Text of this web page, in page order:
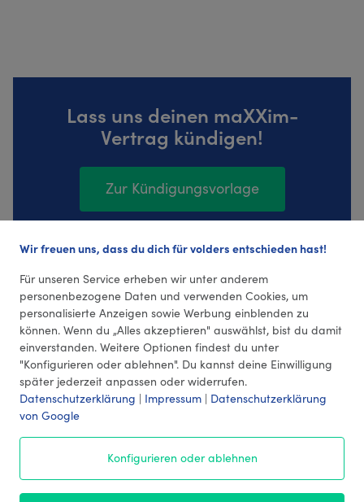
Lass uns deinen maXXim-
Vertrag kündigen!
Zur Kündigungsvorlage
292 Bewertungen (4,36 Durchschnitt)
Wir freuen uns, dass du dich für volders entschieden hast!
Für unseren Service erheben wir unter anderem
personenbezogene Daten und verwenden Cookies, um
personalisierte Anzeigen sowie Werbung einblenden zu
können. Wenn du „Alles akzeptieren" auswählst, bist du damit
einverstanden. Weitere Optionen findest du unter
"Konfigurieren oder ablehnen". Du kannst deine Einwilligung
später jederzeit anpassen oder widerrufen.
Datenschutzerklärung | Impressum | Datenschutzerklärung
von Google
Konfigurieren oder ablehnen